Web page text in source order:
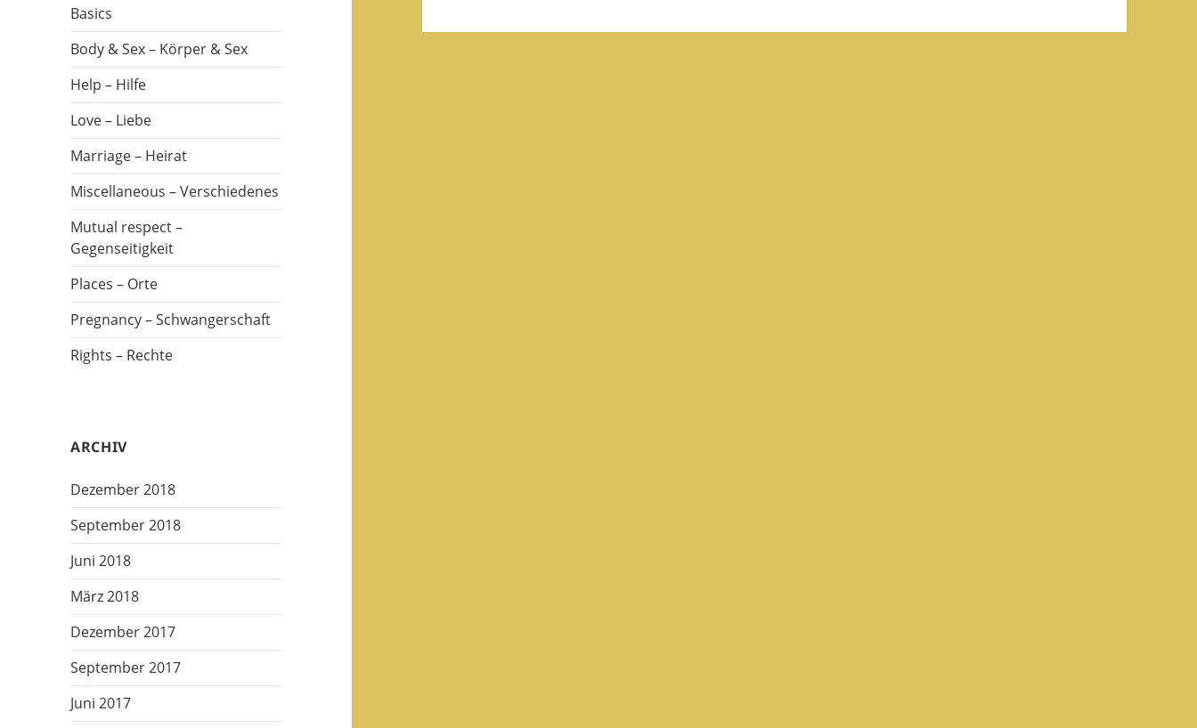
Basics
Body & Sex – Körper & Sex
Help – Hilfe
Love – Liebe
Marriage – Heirat
Miscellaneous – Verschiedenes
Mutual respect –
Gegenseitigkeit
Places – Orte
Pregnancy – Schwangerschaft
Rights – Rechte
ARCHIV
Dezember 2018
September 2018
Juni 2018
März 2018
Dezember 2017
September 2017
Juni 2017